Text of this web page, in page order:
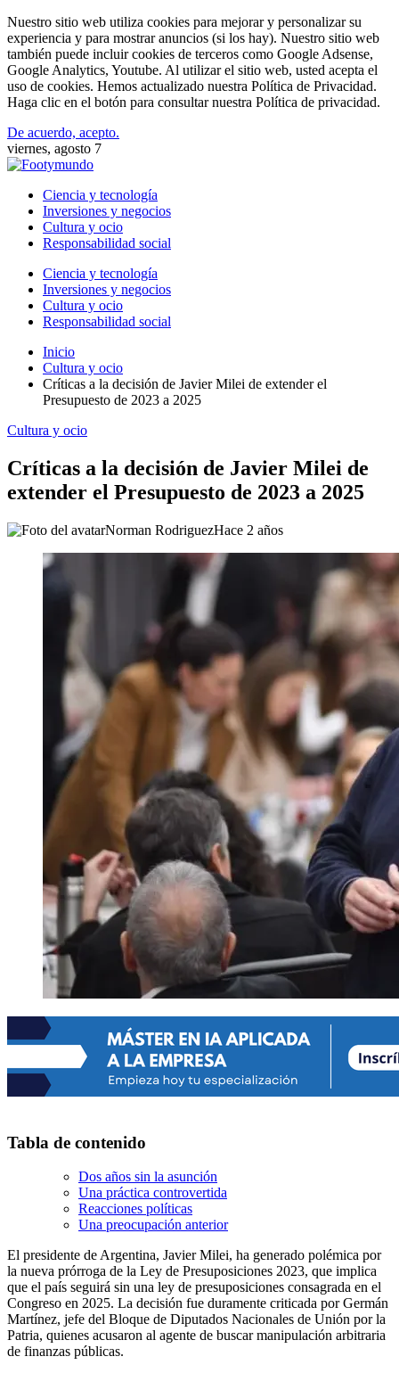
Nuestro sitio web utiliza cookies para mejorar y personalizar su
experiencia y para mostrar anuncios (si los hay). Nuestro sitio web
también puede incluir cookies de terceros como Google Adsense,
Google Analytics, Youtube. Al utilizar el sitio web, usted acepta el
uso de cookies. Hemos actualizado nuestra Política de Privacidad.
Haga clic en el botón para consultar nuestra Política de privacidad.
De acuerdo, acepto.
viernes, agosto 7
Ciencia y tecnología
Inversiones y negocios
Cultura y ocio
Responsabilidad social
Ciencia y tecnología
Inversiones y negocios
Cultura y ocio
Responsabilidad social
Inicio
Cultura y ocio
Críticas a la decisión de Javier Milei de extender el
Presupuesto de 2023 a 2025
Cultura y ocio
Críticas a la decisión de Javier Milei de
extender el Presupuesto de 2023 a 2025
Norman RodriguezHace 2 años
Tabla de contenido
Dos años sin la asunción
Una práctica controvertida
Reacciones políticas
Una preocupación anterior
El presidente de Argentina, Javier Milei, ha generado polémica por
la nueva prórroga de la Ley de Presuposiciones 2023, que implica
que el país seguirá sin una ley de presuposiciones consagrada en el
Congreso en 2025. La decisión fue duramente criticada por Germán
Martínez, jefe del Bloque de Diputados Nacionales de Unión por la
Patria, quienes acusaron al agente de buscar manipulación arbitraria
de finanzas públicas.